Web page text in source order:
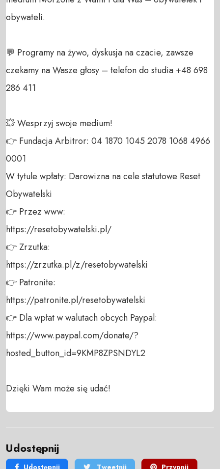
obywateli.
💬 Programy na żywo, dyskusja na czacie, zawsze
czekamy na Wasze głosy – telefon do studia +48 698
286 411
💥 Wesprzyj swoje medium!
👉 Fundacja Arbitror: 04 1870 1045 2078 1068 4966
0001
W tytule wpłaty: Darowizna na cele statutowe Reset
Obywatelski
👉 Przez www:
https://resetobywatelski.pl/
👉 Zrzutka:
https://zrzutka.pl/z/resetobywatelski
👉 Patronite:
https://patronite.pl/resetobywatelski
👉 Dla wpłat w walutach obcych Paypal:
https://www.paypal.com/donate/?
hosted_button_id=9KMP8ZPSNDYL2
Dzięki Wam może się udać!
Udostępnij